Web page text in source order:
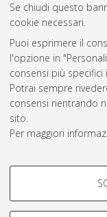
Se chiudi questo
cookie necessari.
Puoi esprimere il
l'opzione in
consensi più
Potrai sempre
consensi rientrando
sito.
Per maggiori
COOKIE DI
Si tratta di cookie
Atom
Rss 1.0
Rss 2.0
ISSN: 2038-7946
Impostazioni
Informativa sulla
Condizioni d’uso